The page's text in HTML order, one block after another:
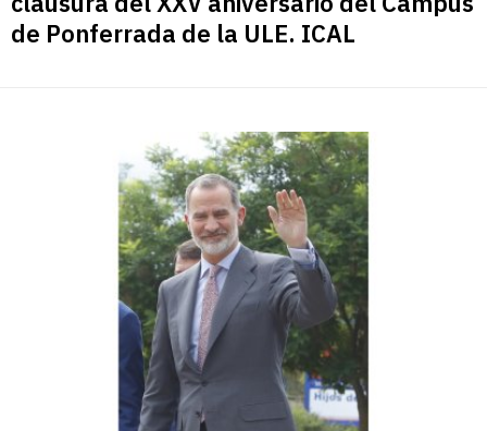
de Ponferrada de la ULE. ICAL